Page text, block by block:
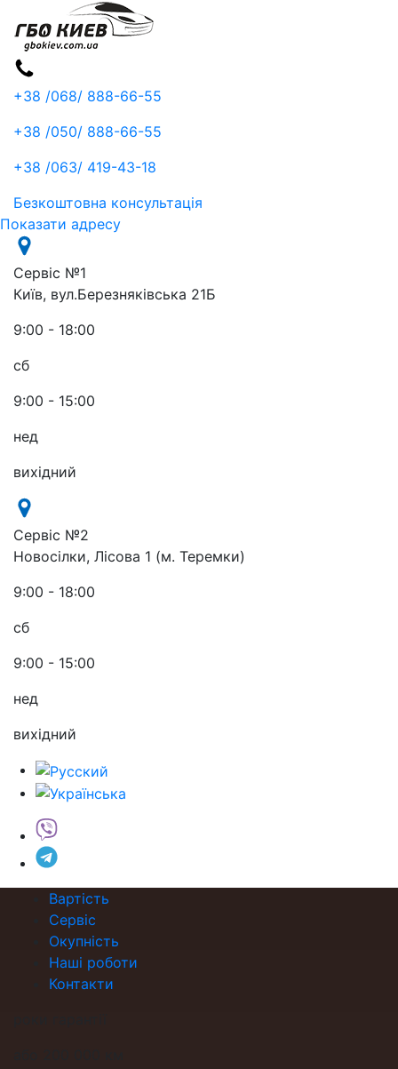
+38 /068/ 888-66-55
+38 /050/ 888-66-55
+38 /063/ 419-43-18
Безкоштовна консультація
Показати адресу
Сервіс №1
Київ, вул.Березняківська 21Б
9:00 - 18:00
сб
9:00 - 15:00
нед
вихідний
Сервіс №2
Новосілки, Лісова 1 (м. Теремки)
9:00 - 18:00
сб
9:00 - 15:00
нед
вихідний
Вартість
Сервіс
Окупність
Наші роботи
Контакти